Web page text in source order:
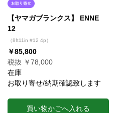
【ヤマガブランクス】 ENNE
12
（8ft11in #12 4p）
￥85,800
税抜 ￥78,000
在庫
お取り寄せ/納期確認致します
買い物かごへ入れる